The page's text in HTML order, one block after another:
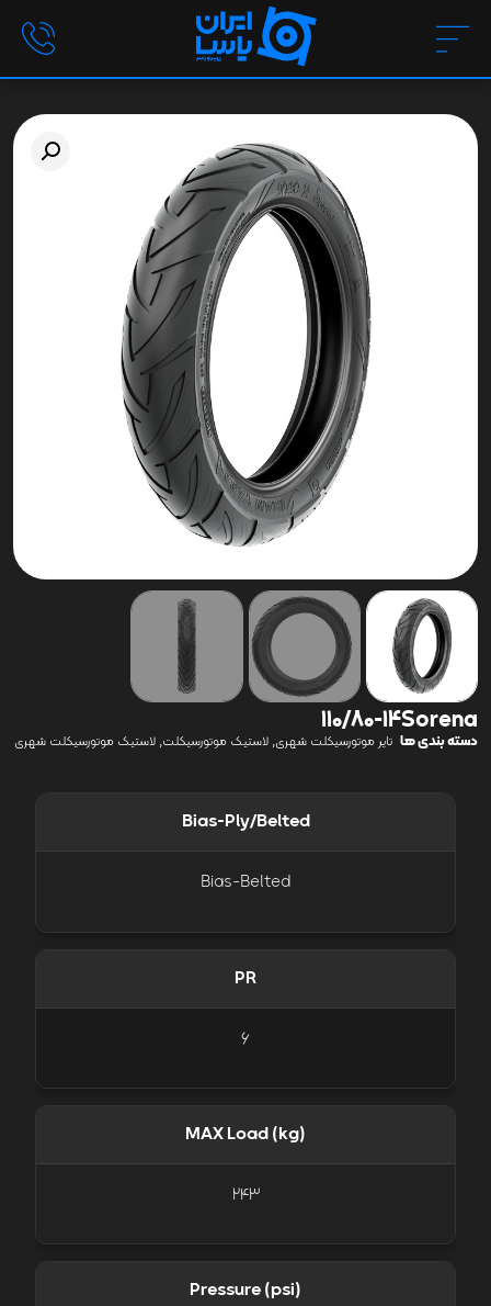
110/80-14Sorena
دسته بندی ها تایر موتورسیکلت شهری, لاستیک موتورسیکلت, لاستیک موتورسیکلت شهری
Bias-Ply/Belted
Bias-Belted
PR
6
MAX Load (kg)
243
Pressure (psi)